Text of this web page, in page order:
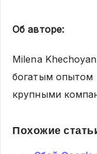
Об авторе:
Milena
богатым опытом
крупными
Похожие